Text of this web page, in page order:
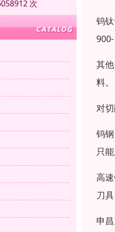
次
钨
其
料。
对
钨
只
高
刀
申